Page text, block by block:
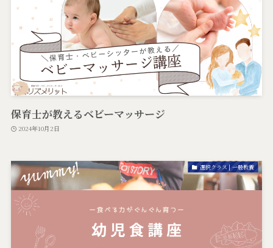
保育士が教えるベビーマッサージ
2024年10月2日
選択クラス | 一般教養